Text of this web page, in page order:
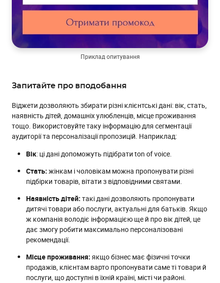
Приклад опитування
Запитайте про вподобання
Віджети дозволяють збирати різні клієнтські дані: вік, стать,
наявність дітей, домашніх улюбленців, місце проживання
тощо. Використовуйте таку інформацію для сегментації
аудиторії та персоналізації пропозицій. Наприклад:
Вік: ці дані допоможуть підібрати ton of voice.
Стать: жінкам і чоловікам можна пропонувати різні
підбірки товарів, вітати з відповідними святами.
Наявність дітей: такі дані дозволяють пропонувати
дитячі товари або послуги, актуальні для батьків. Якщо
ж компанія володіє інформацією ще й про вік дітей, це
дає змогу робити максимально персоналізовані
рекомендації.
Місце проживання: якщо бізнес має фізичні точки
продажів, клієнтам варто пропонувати саме ті товари й
послуги, що доступні в їхній країні, місті чи районі.